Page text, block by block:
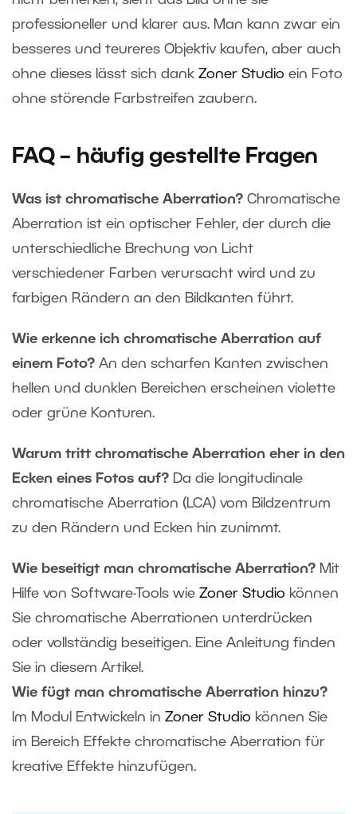
professioneller und klarer aus. Man kann zwar ein
besseres und teureres Objektiv kaufen, aber auch
ohne dieses lässt sich dank Zoner Studio ein Foto
ohne störende Farbstreifen zaubern.
FAQ – häufig gestellte Fragen
Was ist chromatische Aberration? Chromatische
Aberration ist ein optischer Fehler, der durch die
unterschiedliche Brechung von Licht
verschiedener Farben verursacht wird und zu
farbigen Rändern an den Bildkanten führt.
Wie erkenne ich chromatische Aberration auf
einem Foto? An den scharfen Kanten zwischen
hellen und dunklen Bereichen erscheinen violette
oder grüne Konturen.
Warum tritt chromatische Aberration eher in den
Ecken eines Fotos auf? Da die longitudinale
chromatische Aberration (LCA) vom Bildzentrum
zu den Rändern und Ecken hin zunimmt.
Wie beseitigt man chromatische Aberration? Mit
Hilfe von Software-Tools wie Zoner Studio können
Sie chromatische Aberrationen unterdrücken
oder vollständig beseitigen. Eine Anleitung finden
Sie in diesem Artikel.
Wie fügt man chromatische Aberration hinzu?
Im Modul Entwickeln in Zoner Studio können Sie
im Bereich Effekte chromatische Aberration für
kreative Effekte hinzufügen.